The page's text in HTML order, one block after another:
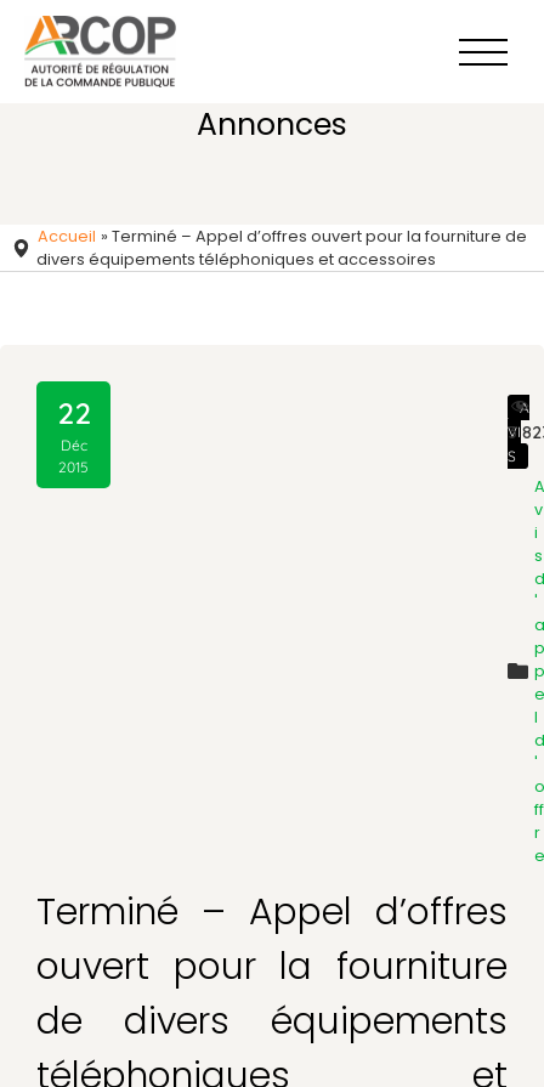
contenu
Annonces
Accueil » Terminé – Appel d’offres ouvert pour la fourniture de
divers équipements téléphoniques et accessoires
22
Déc
2015
A
VI
S
3
A
v
i
s
d
'
a
p
p
e
l
d
'
o
ff
r
e
Terminé – Appel d’offres
ouvert pour la fourniture
de divers équipements
téléphoniques et